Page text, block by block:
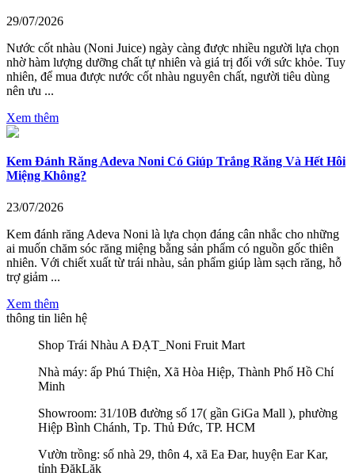
29/07/2026
Nước cốt nhàu (Noni Juice) ngày càng được nhiều người lựa chọn
nhờ hàm lượng dưỡng chất tự nhiên và giá trị đối với sức khỏe. Tuy
nhiên, để mua được nước cốt nhàu nguyên chất, người tiêu dùng
nên ưu ...
Xem thêm
Kem Đánh Răng Adeva Noni Có Giúp Trắng Răng Và Hết Hôi
Miệng Không?
23/07/2026
Kem đánh răng Adeva Noni là lựa chọn đáng cân nhắc cho những
ai muốn chăm sóc răng miệng bằng sản phẩm có nguồn gốc thiên
nhiên. Với chiết xuất từ trái nhàu, sản phẩm giúp làm sạch răng, hỗ
trợ giảm ...
Xem thêm
thông tin liên hệ
Shop Trái Nhàu A ĐẠT_Noni Fruit Mart
Nhà máy: ấp Phú Thiện, Xã Hòa Hiệp, Thành Phố Hồ Chí
Minh
Showroom: 31/10B đường số 17( gần GiGa Mall ), phường
Hiệp Bình Chánh, Tp. Thủ Đức, TP. HCM
Vườn trồng: số nhà 29, thôn 4, xã Ea Đar, huyện Ear Kar,
tỉnh ĐăkLăk